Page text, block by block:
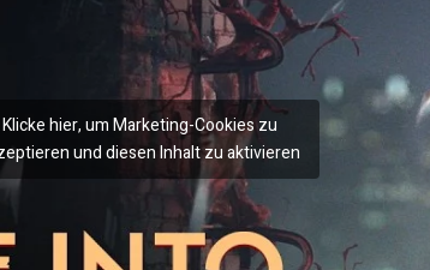
Klicke hier, um Marketing-Cookies zu
und diesen Inhalt zu aktivieren